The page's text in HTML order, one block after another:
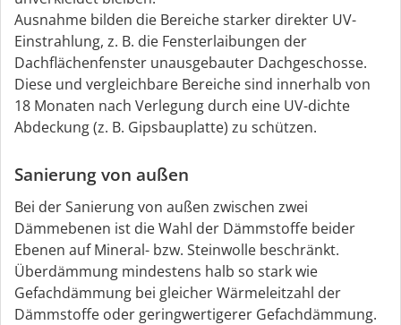
Ausnahme bilden die Bereiche starker direkter UV-
Einstrahlung, z. B. die Fensterlaibungen der
Dachflächenfenster unausgebauter Dachgeschosse.
Diese und vergleichbare Bereiche sind innerhalb von
18 Monaten nach Verlegung durch eine UV-dichte
Abdeckung (z. B. Gipsbauplatte) zu schützen.
Sanierung von außen
Bei der Sanierung von außen zwischen zwei
Dämmebenen ist die Wahl der Dämmstoffe beider
Ebenen auf Mineral- bzw. Steinwolle beschränkt.
Überdämmung mindestens halb so stark wie
Gefachdämmung bei gleicher Wärmeleitzahl der
Dämmstoffe oder geringwertigerer Gefachdämmung.